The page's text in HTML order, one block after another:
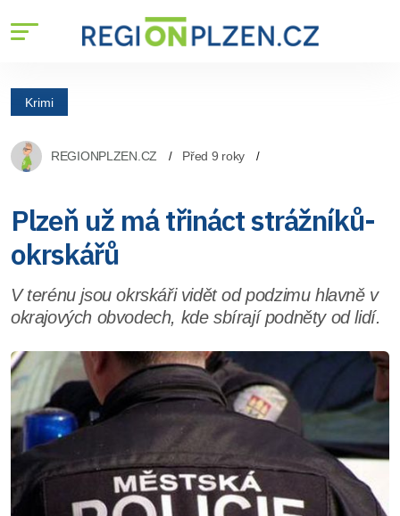
Krimi
REGIONPLZEN.CZ Před 9 roky
Plzeň už má třináct strážníků-
okrskářů
V terénu jsou okrskáři vidět od podzimu hlavně v
okrajových obvodech, kde sbírají podněty od lidí.